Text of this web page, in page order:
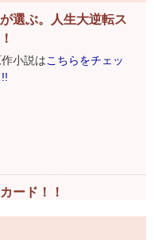
選ぶ。人生大逆転ス
作小説はこちらをチェッ
ード！！
書店様で書籍ご購入の